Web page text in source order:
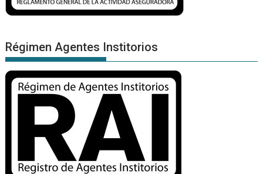
Régimen Agentes Institorios